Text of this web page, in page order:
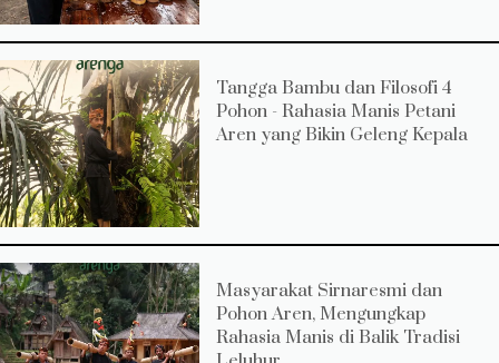
Tangga Bambu dan Filosofi 4
Pohon - Rahasia Manis Petani
Aren yang Bikin Geleng Kepala
Masyarakat Sirnaresmi dan
Pohon Aren, Mengungkap
Rahasia Manis di Balik Tradisi